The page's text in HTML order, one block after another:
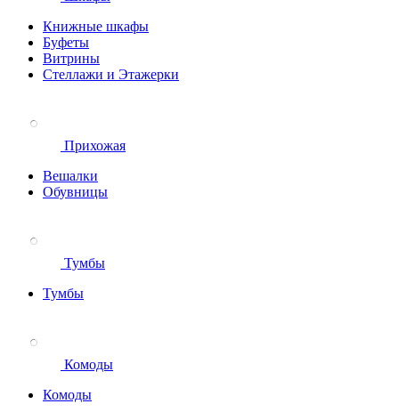
Книжные шкафы
Буфеты
Витрины
Стеллажи и Этажерки
Прихожая
Вешалки
Обувницы
Тумбы
Тумбы
Комоды
Комоды